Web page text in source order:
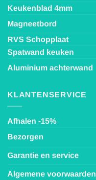
Keukenblad 4mm
Magneetbord
RVS Schopplaat
Spatwand keuken
Aluminium achterwand
KLANTENSERVICE
Afhalen -15%
Bezorgen
Garantie en service
Algemene voorwaarden